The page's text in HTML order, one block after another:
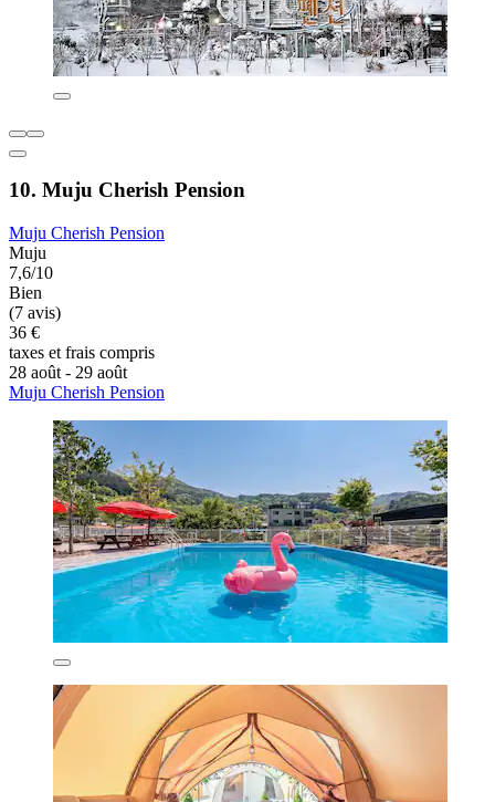
10. Muju Cherish Pension
Muju Cherish Pension
Muju
7,6/10
Bien
(7 avis)
36 €
taxes et frais compris
28 août - 29 août
Muju Cherish Pension